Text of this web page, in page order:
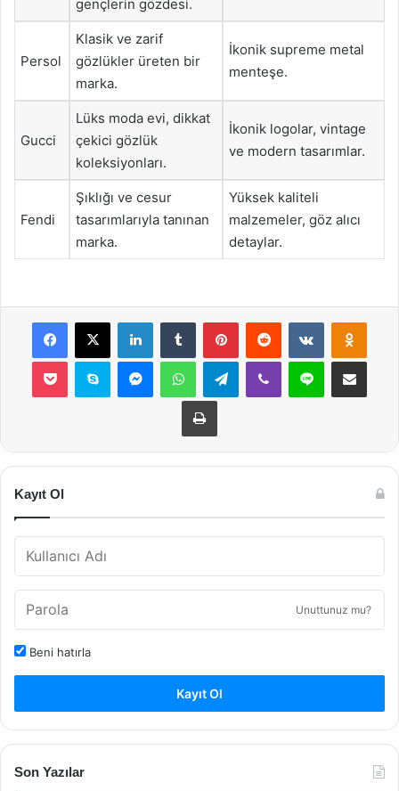
gençlerin gözdesi.
Persol
Klasik ve zarif
gözlükler üreten bir
marka.
İkonik supreme metal
menteşe.
Gucci
Lüks moda evi, dikkat
çekici gözlük
koleksiyonları.
İkonik logolar, vintage
ve modern tasarımlar.
Fendi
Şıklığı ve cesur
tasarımlarıyla tanınan
marka.
Yüksek kaliteli
malzemeler, göz alıcı
detaylar.
Facebook
X LinkedInTumblr PinterestReddit VKontakte
Pocket Skype MessengerWhatsAppTelegramViber Line E-Posta ile
Yazdır
Kayıt Ol
Unuttunuz mu?
Beni hatırla
Kayıt Ol
Son Yazılar